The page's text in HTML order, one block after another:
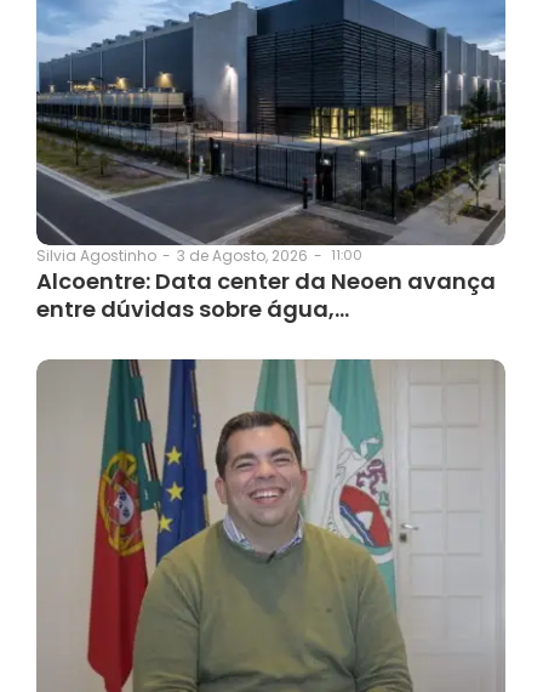
Silvia Agostinho - 3 de Agosto, 2026 - 11:00
Alcoentre: Data center da Neoen avança
entre dúvidas sobre água,…